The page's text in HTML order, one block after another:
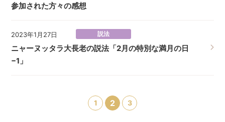
参加された方々の感想
2023年1月27日 説法
ニャーヌッタラ大長老の説法「2月の特別な満月の日
−1」
1 2 3